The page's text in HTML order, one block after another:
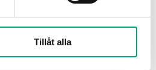
Tillåt alla